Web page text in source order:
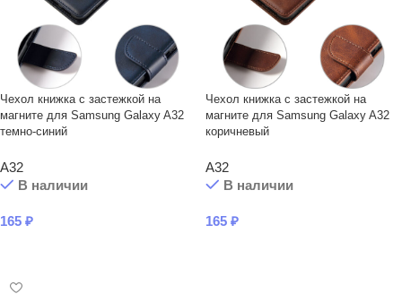
Чехол книжка с застежкой на
магните для Samsung Galaxy A32
темно-синий
A32
В наличии
165 ₽
Чехол книжка с застежкой на
магните для Samsung Galaxy A32
коричневый
A32
В наличии
165 ₽